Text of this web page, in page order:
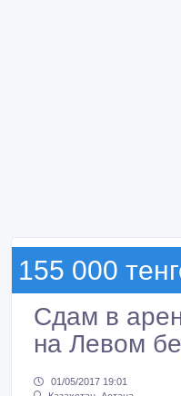
155 000
Сдам в
на Левом
01/05/2017 19:01